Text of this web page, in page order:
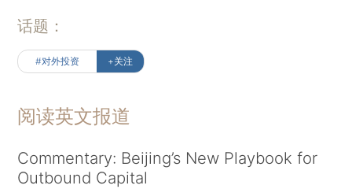
话题：
#对外投资 +关注
阅读英文报道
Commentary: Beijing’s New Playbook for
Outbound Capital